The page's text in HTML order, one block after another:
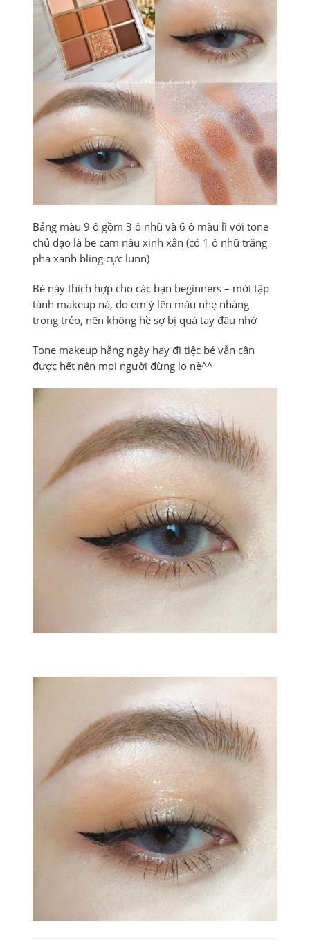
Bảng màu 9 ô gồm 3 ô nhũ và 6 ô màu lì với tone
chủ đạo là be cam nâu xinh xắn (có 1 ô nhũ trắng
pha xanh bling cực lunn)
Bé này thích hợp cho các bạn beginners – mới tập
tành makeup nà, do em ý lên màu nhẹ nhàng
trong trẻo, nên không hề sợ bị quá tay đâu nhớ
Tone makeup hằng ngày hay đi tiệc bé vẫn cân
được hết nên mọi người đừng lo nè^^